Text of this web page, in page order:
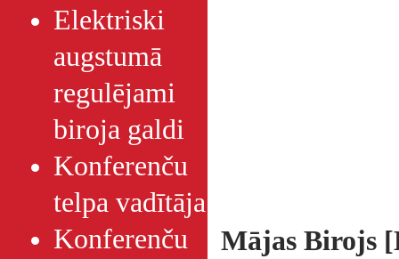
Elektriski
augstumā
regulējami
biroja galdi
Konferenču
telpa vadītāja
Konferenču
Mājas Birojs